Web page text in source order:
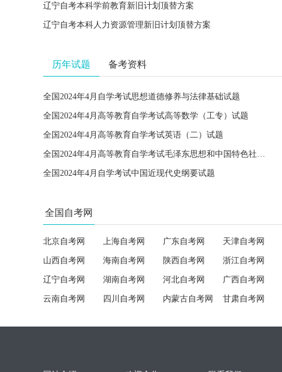
辽宁自考本科学前教育新旧计划顶替方案
辽宁自考本科人力资源管理新旧计划顶替方案
历年试题 备考资料
全国2024年4月自学考试思想道德修养与法律基础试题
全国2024年4月高等教育自学考试高等数学（工专）试题
全国2024年4月高等教育自学考试英语（二）试题
全国2024年4月高等教育自学考试毛泽东思想和中国特色社会主义理论体系概论试题
全国2024年4月自学考试中国近现代史纲要试题
全国自考网
北京自考网 上海自考网 广东自考网 天津自考网
山西自考网 海南自考网 陕西自考网 浙江自考网
辽宁自考网 湖南自考网 河北自考网 广西自考网
云南自考网 四川自考网 内蒙古自考网 甘肃自考网